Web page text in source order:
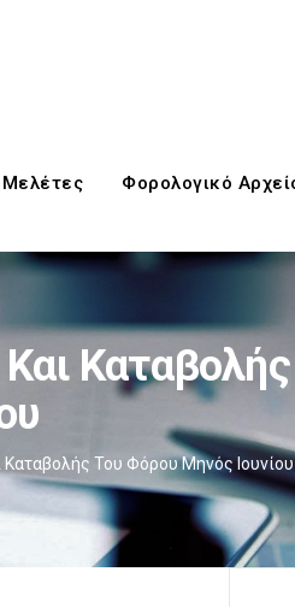
Φορολογικό
Του Φόρου Μηνός Ιουνίου